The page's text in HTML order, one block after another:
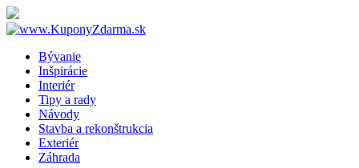
Bývanie
Inšpirácie
Interiér
Tipy a rady
Návody
Stavba a rekonštrukcia
Exteriér
Záhrada